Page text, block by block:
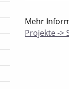
Mehr
Projekte ->